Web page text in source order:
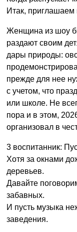
Итак, приглашаем
Женщина из шоу
раздают своим
дары природы:
прежде для нее
с учетом, что
или школе. Не
пора и в этом,
организовал в
3 воспитанник:
Хотя за окнами
деревьев.
Давайте
забавных.
И пусть музыка
заведения.